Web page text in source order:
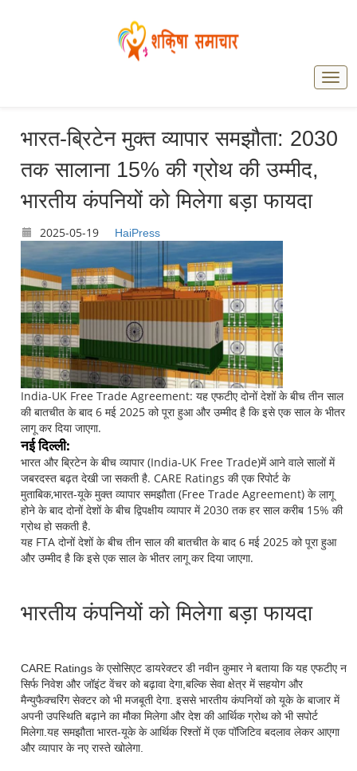
भारत-ब्रिटेन मुक्त व्यापार समझौता: 2030
तक सालाना 15% की ग्रोथ की उम्मीद,
भारतीय कंपनियों को मिलेगा बड़ा फायदा
2025-05-19 HaiPress
India-UK Free Trade Agreement: यह एफटीए दोनों देशों के बीच तीन साल
की बातचीत के बाद 6 मई 2025 को पूरा हुआ और उम्मीद है कि इसे एक साल के भीतर
लागू कर दिया जाएगा.
नई दिल्ली:
भारत और ब्रिटेन के बीच व्यापार (India-UK Free Trade)में आने वाले सालों में
जबरदस्त बढ़त देखी जा सकती है. CARE Ratings की एक रिपोर्ट के
मुताबिक,भारत-यूके मुक्त व्यापार समझौता (Free Trade Agreement) के लागू
होने के बाद दोनों देशों के बीच द्विपक्षीय व्यापार में 2030 तक हर साल करीब 15% की
ग्रोथ हो सकती है.
यह FTA दोनों देशों के बीच तीन साल की बातचीत के बाद 6 मई 2025 को पूरा हुआ
और उम्मीद है कि इसे एक साल के भीतर लागू कर दिया जाएगा.
भारतीय कंपनियों को मिलेगा बड़ा फायदा
CARE Ratings के एसोसिएट डायरेक्टर डी नवीन कुमार ने बताया कि यह एफटीए न
सिर्फ निवेश और जॉइंट वेंचर को बढ़ावा देगा,बल्कि सेवा क्षेत्र में सहयोग और
मैन्युफैक्चरिंग सेक्टर को भी मजबूती देगा. इससे भारतीय कंपनियों को यूके के बाजार में
अपनी उपस्थिति बढ़ाने का मौका मिलेगा और देश की आर्थिक ग्रोथ को भी सपोर्ट
मिलेगा.यह समझौता भारत-यूके के आर्थिक रिश्तों में एक पॉजिटिव बदलाव लेकर आएगा
और व्यापार के नए रास्ते खोलेगा.